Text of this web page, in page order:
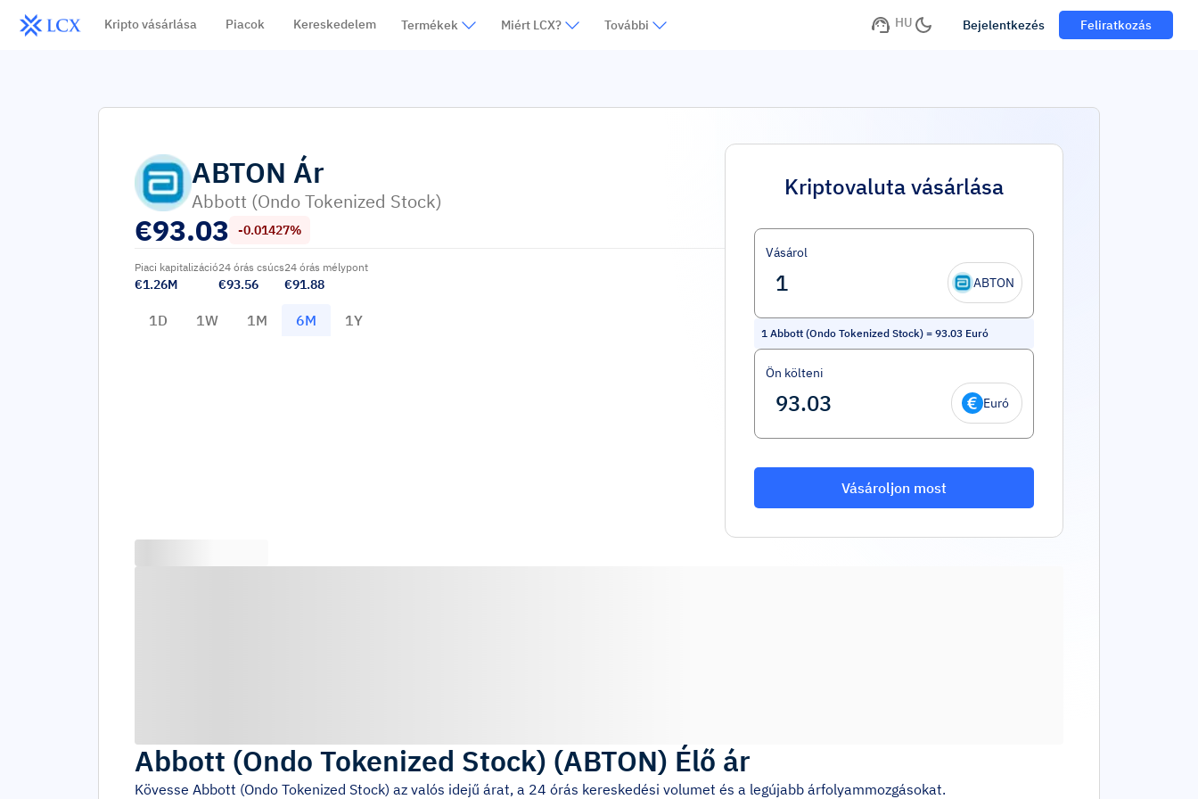
Kripto vásárlása Piacok Kereskedelem Termékek Miért LCX? További HU Bejelentkezés Feliratkozás
ABTON Ár
Abbott (Ondo Tokenized Stock)
€93.03 -0.01427%
Piaci kapitalizáció
€1.26M
24 órás csúcs
€93.56
24 órás mélypont
€91.88
1D 1W 1M 6M 1Y
Kriptovaluta vásárlása
Vásárol
ABTON
1 Abbott (Ondo Tokenized Stock) = 93.03 Euró
Ön költeni
Euró
Vásároljon most
Abbott (Ondo Tokenized Stock) (ABTON) Élő ár
Kövesse Abbott (Ondo Tokenized Stock) az valós idejű árat, a 24 órás kereskedési volumet és a legújabb árfolyammozgásokat.